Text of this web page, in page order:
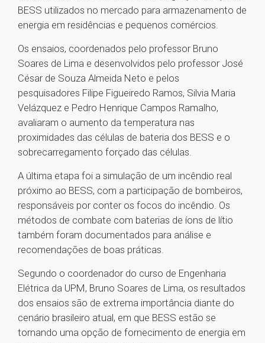
BESS utilizados no mercado para armazenamento de
energia em residências e pequenos comércios.
Os ensaios, coordenados pelo professor Bruno
Soares de Lima e desenvolvidos pelo professor José
César de Souza Almeida Neto e pelos
pesquisadores Filipe Figueiredo Ramos, Silvia Maria
Velázquez e Pedro Henrique Campos Ramalho,
avaliaram o aumento da temperatura nas
proximidades das células de bateria dos BESS e o
sobrecarregamento forçado das células.
A última etapa foi a simulação de um incêndio real
próximo ao BESS, com a participação de bombeiros,
responsáveis por conter os focos do incêndio. Os
métodos de combate com baterias de íons de lítio
também foram documentados para análise e
recomendações de boas práticas.
Segundo o coordenador do curso de Engenharia
Elétrica da UPM, Bruno Soares de Lima, os resultados
dos ensaios são de extrema importância diante do
cenário brasileiro atual, em que BESS estão se
tornando uma opção de fornecimento de energia em